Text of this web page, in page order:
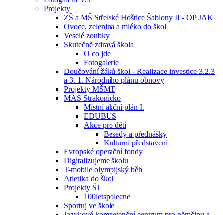
Projekty
ZŠ a MŠ Střelské Hoštice Šablony II - OP JAK
Ovoce, zelenina a mléko do škol
Veselé zoubky
Skutečně zdravá škola
O co jde
Fotogalerie
Doučování žáků škol - Realizace investice 3.2.3
a 3. 1. Národního plánu obnovy
Projekty MŠMT
MAS Strakonicko
Místní akční plán I.
EDUBUS
Akce pro děti
Besedy a přednášky
Kulturní představení
Evropské operační fondy
Digitalizujeme školu
T-mobile olympijský běh
Atletika do škol
Projekty ŠJ
100letspolecne
Sportuj ve škole